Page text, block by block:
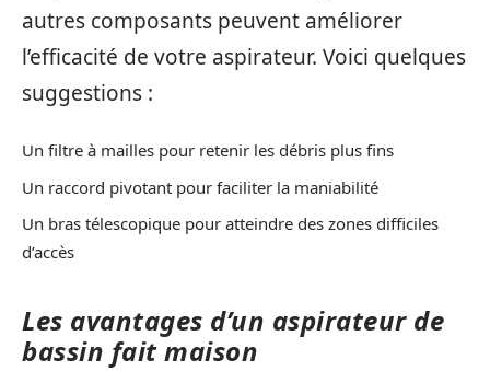
autres composants peuvent améliorer
l’efficacité de votre aspirateur. Voici quelques
suggestions :
Un filtre à mailles pour retenir les débris plus fins
Un raccord pivotant pour faciliter la maniabilité
Un bras télescopique pour atteindre des zones difficiles
d’accès
Les avantages d’un aspirateur de
bassin fait maison